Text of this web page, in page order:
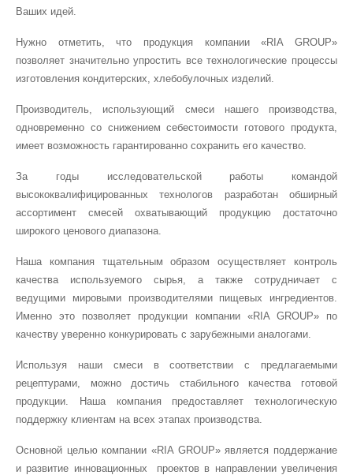
Суміші для великодьої випечки
Суміші для пончиків, берлинерів
Суміші для печива, комплексні-поліпшувачи
Суміші для листкових виробів та круасанів
Пекарскі порошки, розпушовачи
Суміші для Гонконгзьких вафель
М’ягкі вафлі (Бельгийські, Віденьські, Лъежські)
Гелі для покриття кондитерських виробів
Заварні крема холодного приготування
Творожна начинка (суха термостабільна)
Заварні крема холодного приготування
Суміші для приготування (Фруктових начинок)
Суміші для приготування (Вершкових начинок)
Ваших идей.
Нужно отметить, что продукция компании «RIA GROUP»
позволяет значительно упростить все технологические процессы
изготовления кондитерских, хлебобулочных изделий.
Производитель, использующий смеси нашего производства,
одновременно со снижением себестоимости готового продукта,
имеет возможность гарантированно сохранить его качество.
За годы исследовательской работы командой
высококвалифицированных технологов разработан обширный
ассортимент смесей охватывающий продукцию достаточно
широкого ценового диапазона.
Наша компания тщательным образом осуществляет контроль
качества используемого сырья, а также сотрудничает с
ведущими мировыми производителями пищевых ингредиентов.
Именно это позволяет продукции компании «RIA GROUP» по
качеству уверенно конкурировать с зарубежными аналогами.
Используя наши смеси в соответствии с предлагаемыми
рецептурами, можно достичь стабильного качества готовой
продукции. Наша компания предоставляет технологическую
поддержку клиентам на всех этапах производства.
Основной целью компании «RIA GROUP» является поддержание
и развитие инновационных проектов в направлении увеличения